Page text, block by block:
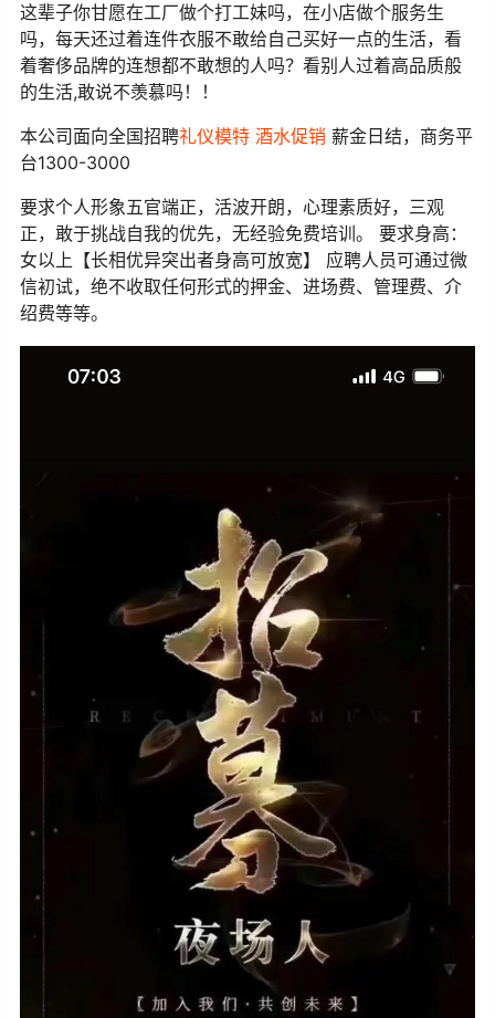
这辈子你甘愿在工厂做个打工妹吗，在小店做个服务生
吗，每天还过着连件衣服不敢给自己买好一点的生活，看
着奢侈品牌的连想都不敢想的人吗？看别人过着高品质般
的生活,敢说不羡慕吗！！
本公司面向全国招聘礼仪模特 酒水促销 薪金日结，商务平
台1300-3000
要求个人形象五官端正，活波开朗，心理素质好，三观
正，敢于挑战自我的优先，无经验免费培训。 要求身高：
女以上【长相优异突出者身高可放宽】 应聘人员可通过微
信初试，绝不收取任何形式的押金、进场费、管理费、介
绍费等等。